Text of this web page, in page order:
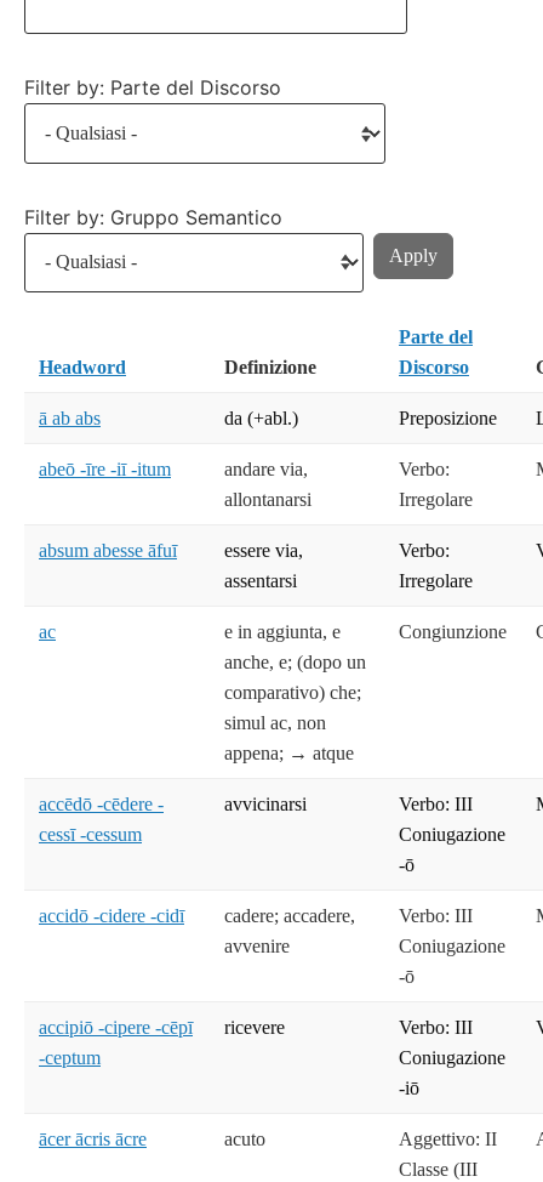
Filter by: Parte del Discorso
Filter by: Gruppo Semantico
Headword Definizione
Parte del
Discorso
ā ab abs da (+abl.) Preposizione
abeō -īre -iī -itum
andare via,
allontanarsi
Verbo:
Irregolare
absum abesse āfuī
essere via,
assentarsi
Verbo:
Irregolare
ac
e in aggiunta, e
anche, e; (dopo un
comparativo) che;
simul ac, non
appena; → atque
Congiunzione
accēdō -cēdere -
cessī -cessum
avvicinarsi
Verbo: III
Coniugazione
-ō
accidō -cidere -cidī
cadere; accadere,
avvenire
Verbo: III
Coniugazione
-ō
accipiō -cipere -cēpī
-ceptum
ricevere
Verbo: III
Coniugazione
-iō
ācer ācris ācre acuto
Aggettivo: II
Classe (III